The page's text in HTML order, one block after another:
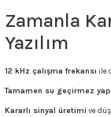
Zamanla
Yazılım
12 kHz çalışma frekansı ile
Tamamen su geçirmez
Kararlı sinyal üretimi ve